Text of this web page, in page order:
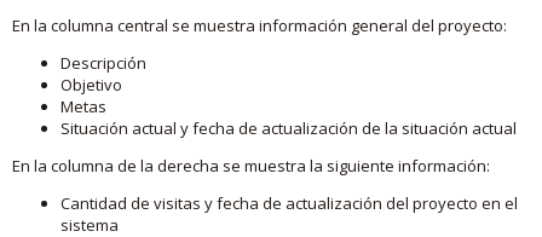
En la columna central se muestra información general del proyecto:
Descripción
Objetivo
Metas
Situación actual y fecha de actualización de la situación actual
En la columna de la derecha se muestra la siguiente información:
Cantidad de visitas y fecha de actualización del proyecto en el
sistema